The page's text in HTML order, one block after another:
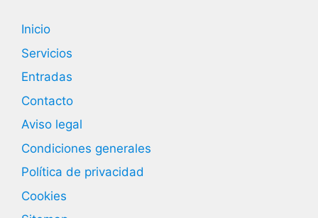
Inicio
Servicios
Entradas
Contacto
Aviso legal
Condiciones generales
Política de privacidad
Cookies